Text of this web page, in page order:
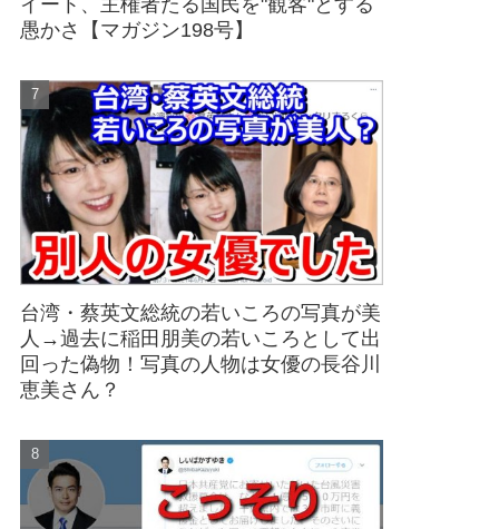
イート、主権者たる国民を"観客"とする
愚かさ【マガジン198号】
台湾・蔡英文総統の若いころの写真が美
人→過去に稲田朋美の若いころとして出
回った偽物！写真の人物は女優の長谷川
恵美さん？